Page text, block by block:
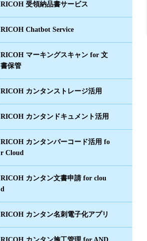
RICOH 受領納品書サービス
RICOH Chatbot Service
RICOH マーキングスキャン for 文
書保管
RICOH カンタンストレージ活用
RICOH カンタンドキュメント活用
RICOH カンタンバーコード活用 fo
r Cloud
RICOH カンタン文書申請 for clou
d
RICOH カンタン名刺電子化アプリ